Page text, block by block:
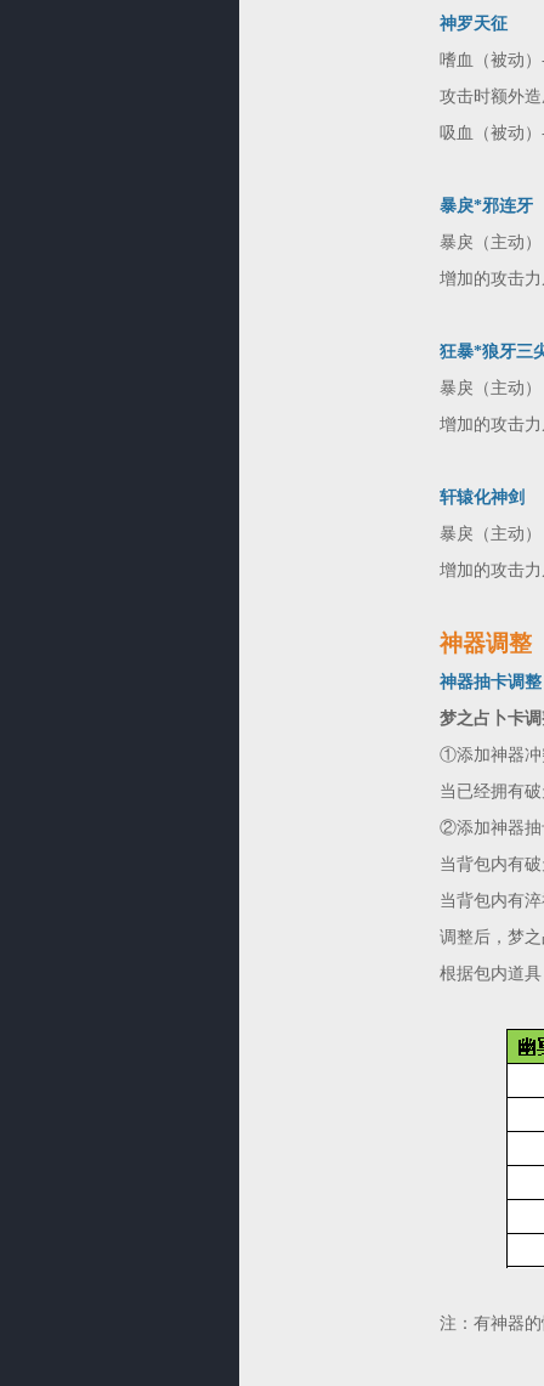
神罗天征
嗜血（被动
攻击时额外
吸血（被动
暴戾*邪连牙
暴戾（主动）
增加的攻击
狂暴*狼牙三
暴戾（主动）
增加的攻击
轩辕化神剑
暴戾（主动）
增加的攻击
神器调整
神器抽卡调整
梦之占卜卡
①添加神器冲
当已经拥有
②添加神器抽
当背包内有
当背包内有
调整后，梦
根据包内道
注：有神器